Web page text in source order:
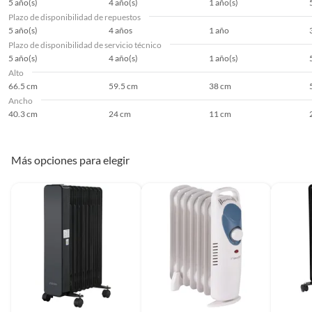
5 año(s)
4 año(s) 1 año(s)
Plazo de disponibilidad de repuestos
5 año(s)
4 años 1 año
Plazo de disponibilidad de servicio técnico
5 año(s)
4 año(s) 1 año(s)
Alto
66.5 cm
59.5 cm 38 cm
Ancho
40.3 cm
24 cm 11 cm
Más opciones para elegir